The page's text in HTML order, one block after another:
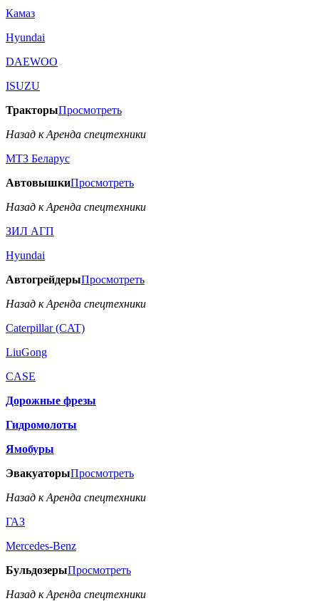
Камаз
Hyundai
DAEWOO
ISUZU
ТракторыПросмотреть
Назад к Аренда спецтехники
МТЗ Беларус
АвтовышкиПросмотреть
Назад к Аренда спецтехники
ЗИЛ АГП
Hyundai
АвтогрейдерыПросмотреть
Назад к Аренда спецтехники
Caterpillar (CAT)
LiuGong
CASE
Дорожные фрезы
Гидромолоты
Ямобуры
ЭвакуаторыПросмотреть
Назад к Аренда спецтехники
ГАЗ
Mercedes-Benz
БульдозерыПросмотреть
Назад к Аренда спецтехники